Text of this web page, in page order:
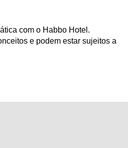
com o Habbo Hotel.
e podem estar sujeitos a